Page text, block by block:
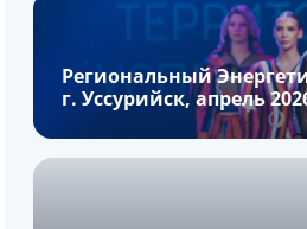
Региональный
г. Уссурийск, апрель